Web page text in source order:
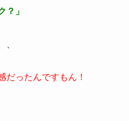
？」
、
だったんですもん！